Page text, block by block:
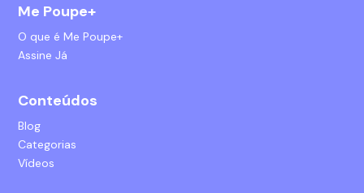
Me Poupe+
O que é Me Poupe+
Assine Já
Conteúdos
Blog
Categorias
Vídeos